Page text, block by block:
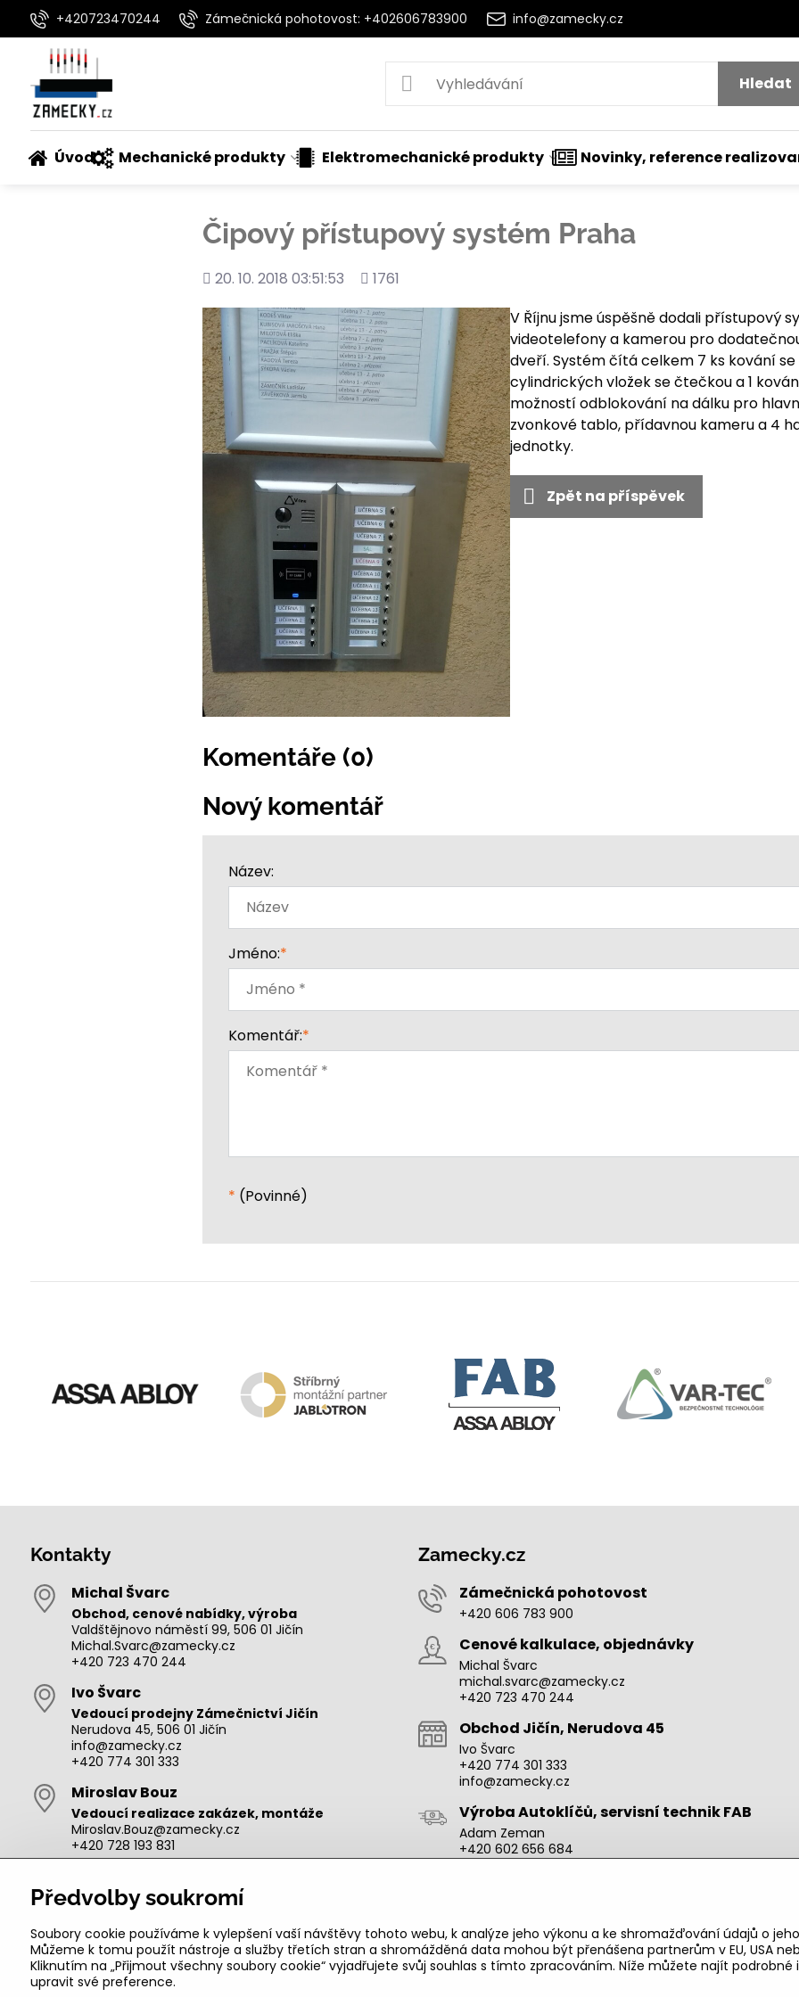
+420723470244 Zámečnická pohotovost: +402606783900 info@zamecky.cz
Hledat
Úvod Mechanické produkty Elektromechanické produkty Novinky, reference
Čipový přístupový systém Praha
Přidáno
20. 10. 2018 03:51:53
Počet
1761
V Říjnu jsme úspěšně dodali přístupový
videotelefony a kamerou pro
dveří. Systém čítá celkem 7 ks kování
cylindrických vložek se čtečkou a 1
možností odblokování na dálku pro
zvonkové tablo, přídavnou kameru a 4
jednotky.
Zpět na příspěvek
Komentáře (0)
Nový komentář
Název:
Jméno:*
Komentář:*
* (Povinné)
Kontakty
Michal Švarc
Obchod, cenové nabídky, výroba
Valdštějnovo náměstí 99, 506 01 Jičín
Michal.Svarc@zamecky.cz
+420 723 470 244
Ivo Švarc
Vedoucí prodejny Zámečnictví Jičín
Nerudova 45, 506 01 Jičín
info@zamecky.cz
+420 774 301 333
Miroslav Bouz
Vedoucí realizace zakázek, montáže
Miroslav.Bouz@zamecky.cz
+420 728 193 831
Výroba autoklíčů, technik pro oblast Jičín
adam.zeman@zamecky.cz
+420 602 656 684
Zamecky.cz
Zámečnická pohotovost
+420 606 783 900
Cenové kalkulace, objednávky
Michal Švarc
michal.svarc@zamecky.cz
+420 723 470 244
Obchod Jičín, Nerudova 45
Ivo Švarc
+420 774 301 333
info@zamecky.cz
Výroba Autoklíčů, servisní technik FAB
Adam Zeman
+420 602 656 684
Předvolby soukromí
Soubory cookie používáme k vylepšení vaší návštěvy tohoto webu, k analýze jeho výkonu a ke shromažďování údajů o
Můžeme k tomu použít nástroje a služby třetích stran a shromážděná data mohou být přenášena partnerům v EU, USA
Kliknutím na „Přijmout všechny soubory cookie“ vyjadřujete svůj souhlas s tímto zpracováním. Níže můžete najít
upravit své preference.